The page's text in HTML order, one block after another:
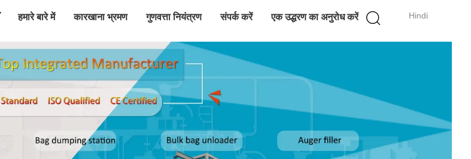
Hindi
हमारे बारे में कारखाना भ्रमण गुणवत्ता नियंत्रण संपर्क करें एक उद्धरण का अनुरोध करें